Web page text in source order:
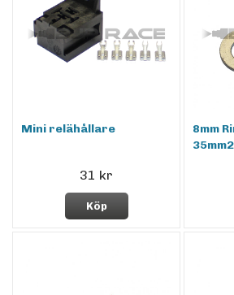
Mini relähållare
31 kr
Köp
8mm